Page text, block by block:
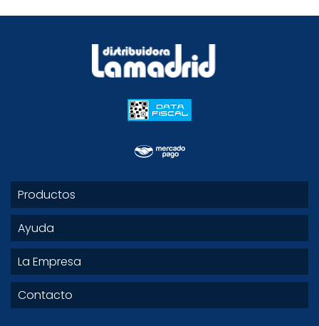
Productos
Ayuda
La Empresa
Contacto